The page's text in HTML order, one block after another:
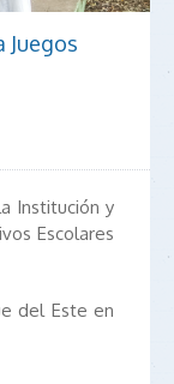
Juegos
Institución y
Escolares
del Este en